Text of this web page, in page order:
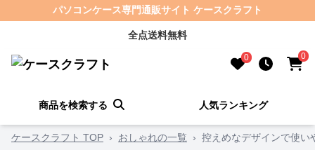
パソコンケース専門通販サイト ケースクラフト
全点送料無料
0 0
商品を検索する 人気ランキング
ケースクラフト TOP › おしゃれの一覧 › 控えめなデザインで使い